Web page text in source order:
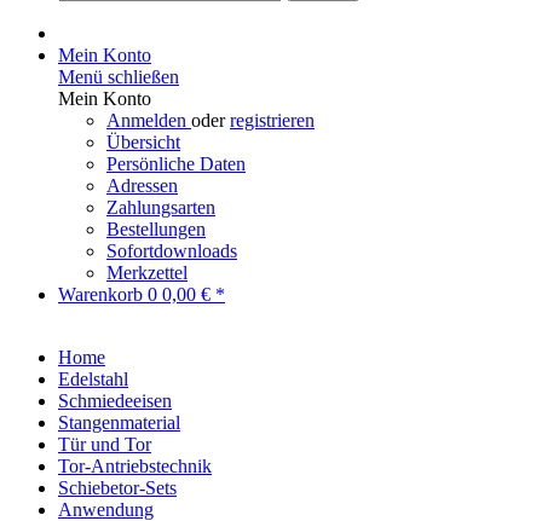
Mein Konto
Menü schließen
Mein Konto
Anmelden oderregistrieren
Übersicht
Persönliche Daten
Adressen
Zahlungsarten
Bestellungen
Sofortdownloads
Merkzettel
Warenkorb 0 0,00 € *
Home
Edelstahl
Schmiedeeisen
Stangenmaterial
Tür und Tor
Tor-Antriebstechnik
Schiebetor-Sets
Anwendung